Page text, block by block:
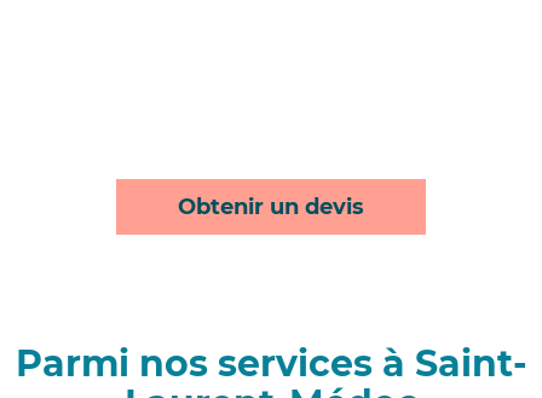
Obtenir un devis
Parmi nos services à Saint-